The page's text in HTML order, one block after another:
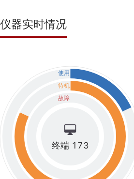
仪器实时情况
使用
待机
故障
终端 173